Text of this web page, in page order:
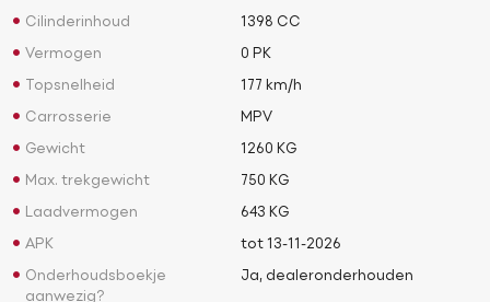
Cilinderinhoud 1398 CC
Vermogen 0 PK
Topsnelheid 177 km/h
Carrosserie MPV
Gewicht 1260 KG
Max. trekgewicht 750 KG
Laadvermogen 643 KG
APK tot 13-11-2026
Onderhoudsboekje
aanwezig?
Ja, dealeronderhouden